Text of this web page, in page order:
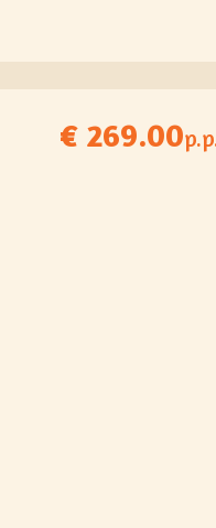
€ 269.00